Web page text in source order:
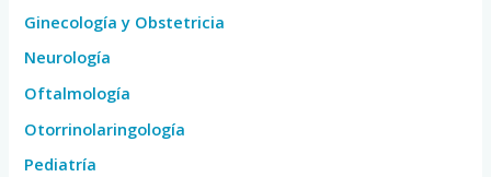
Ginecología y Obstetricia
Neurología
Oftalmología
Otorrinolaringología
Pediatría